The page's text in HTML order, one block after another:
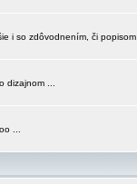
i so zdôvodnením, či
dizajnom ...
...